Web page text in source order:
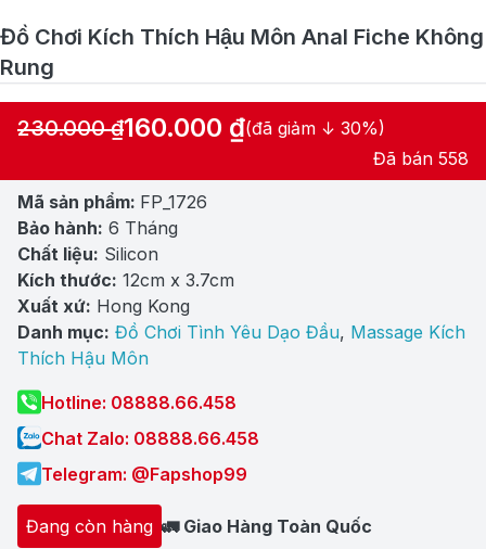
Đồ Chơi Kích Thích Hậu Môn Anal Fiche Không
Rung
230.000₫
gốc
là:
230.000 ₫.
160.000 ₫
hiện
tại
là:
160.000 ₫.
(đã giảm ↓ 30%)
Đã bán 558
Mã sản phẩm: FP_1726
Bảo hành: 6 Tháng
Chất liệu: Silicon
Kích thước: 12cm x 3.7cm
Xuất xứ: Hong Kong
Danh mục: Đồ Chơi Tình Yêu Dạo Đầu, Massage Kích
Thích Hậu Môn
Hotline: 08888.66.458
Chat Zalo: 08888.66.458
Telegram: @Fapshop99
Đang còn hàng 🚛 Giao Hàng Toàn Quốc